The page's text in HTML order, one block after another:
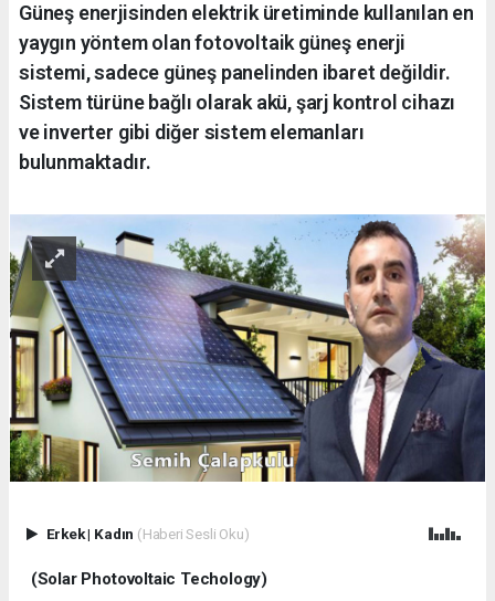
Güneş enerjisinden elektrik üretiminde kullanılan en
yaygın yöntem olan fotovoltaik güneş enerji
sistemi, sadece güneş panelinden ibaret değildir.
Sistem türüne bağlı olarak akü, şarj kontrol cihazı
ve inverter gibi diğer sistem elemanları
bulunmaktadır.
Erkek| Kadın (Haberi Sesli Oku)
(Solar Photovoltaic Techology)